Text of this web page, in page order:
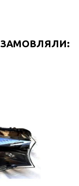
ЗАМОВЛЯЛИ: